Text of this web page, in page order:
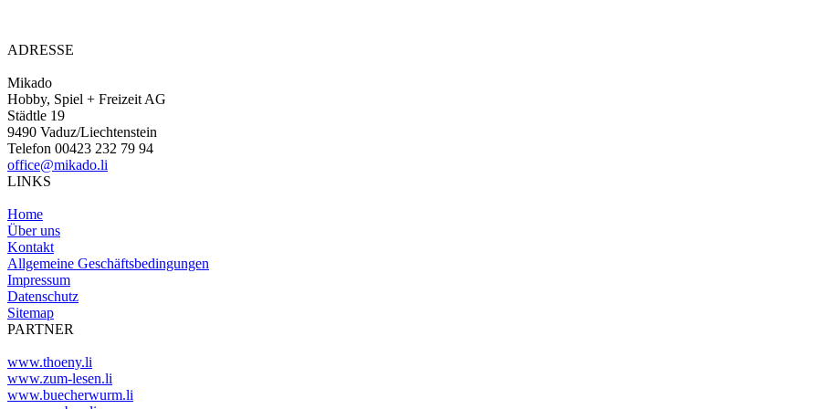
ADRESSE
Mikado
Hobby, Spiel + Freizeit AG
Städtle 19
9490 Vaduz/Liechtenstein
Telefon 00423 232 79 94
office@mikado.li
LINKS
Home
Über uns
Kontakt
Allgemeine Geschäftsbedingungen
Impressum
Datenschutz
Sitemap
PARTNER
www.thoeny.li
www.zum-lesen.li
www.buecherwurm.li